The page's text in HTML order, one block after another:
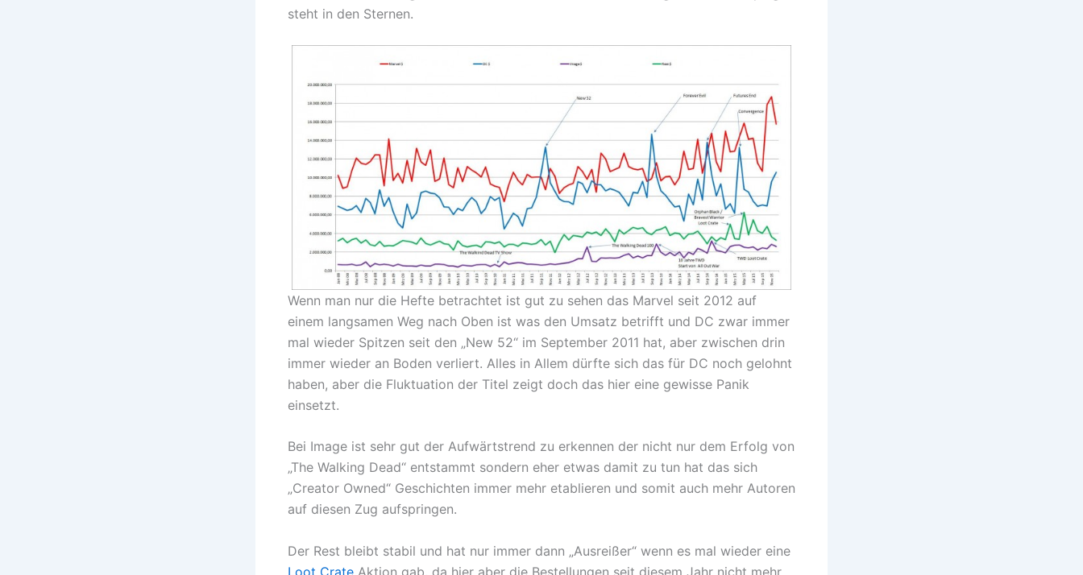
steht in den Sternen.
Wenn man nur die Hefte betrachtet ist gut zu sehen das Marvel seit 2012 auf
einem langsamen Weg nach Oben ist was den Umsatz betrifft und DC zwar immer
mal wieder Spitzen seit den „New 52“ im September 2011 hat, aber zwischen drin
immer wieder an Boden verliert. Alles in Allem dürfte sich das für DC noch gelohnt
haben, aber die Fluktuation der Titel zeigt doch das hier eine gewisse Panik
einsetzt.
Bei Image ist sehr gut der Aufwärtstrend zu erkennen der nicht nur dem Erfolg von
„The Walking Dead“ entstammt sondern eher etwas damit zu tun hat das sich
„Creator Owned“ Geschichten immer mehr etablieren und somit auch mehr Autoren
auf diesen Zug aufspringen.
Der Rest bleibt stabil und hat nur immer dann „Ausreißer“ wenn es mal wieder eine